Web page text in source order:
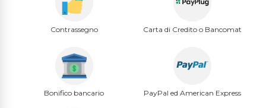
Contrassegno Carta di Credito o Bancomat
Bonifico bancario PayPal ed American Express